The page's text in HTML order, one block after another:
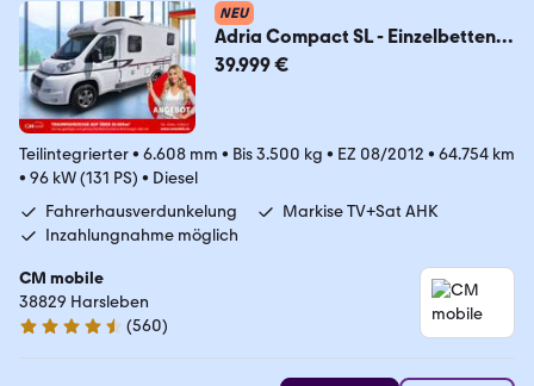
NEU
Adria Compact SL - Einzelbetten -
Garage -
39.999 €
Teilintegrierter• 6.608 mm • Bis 3.500 kg • EZ 08/2012 • 64.754 km
• 96 kW (131 PS) • Diesel
Fahrerhausverdunkelung
Markise TV+Sat AHK
Inzahlungnahme möglich
CM mobile
38829 Harsleben
4.7 Sterne
(560)